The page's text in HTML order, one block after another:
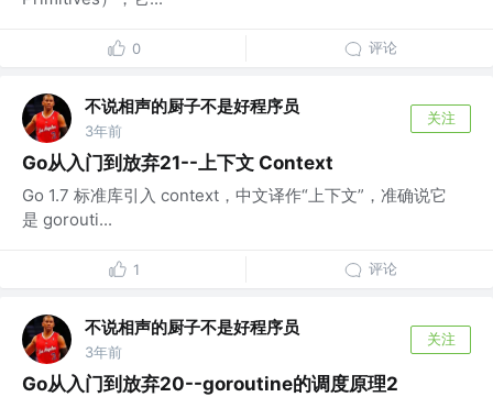
0 评论
不说相声的厨子不是好程序员
3年前
关注
Go从入门到放弃21--上下文 Context
Go 1.7 标准库引入 context，中文译作“上下文”，准确说它
是 gorouti...
1 评论
不说相声的厨子不是好程序员
3年前
关注
Go从入门到放弃20--goroutine的调度原理2